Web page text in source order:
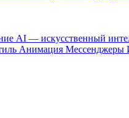
AI — искусственный
Анимация Мессенджеры